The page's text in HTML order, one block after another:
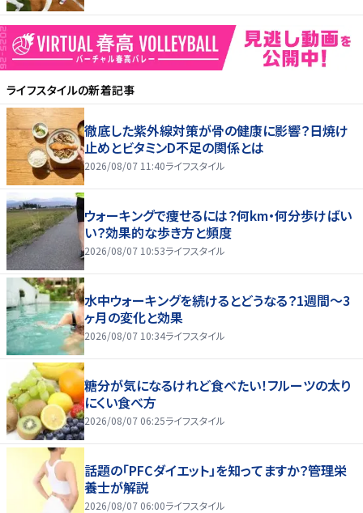
ライフスタイルの新着記事
徹底した紫外線対策が骨の健康に影響？日焼け
止めとビタミンD不足の関係とは
2026/08/07 11:40ライフスタイル
ウォーキングで痩せるには？何km・何分歩けばい
い？効果的な歩き方と頻度
2026/08/07 10:53ライフスタイル
水中ウォーキングを続けるとどうなる？1週間～3
ヶ月の変化と効果
2026/08/07 10:34ライフスタイル
糖分が気になるけれど食べたい！フルーツの太り
にくい食べ方
2026/08/07 06:25ライフスタイル
話題の「PFCダイエット」を知ってますか？管理栄
養士が解説
2026/08/07 06:00ライフスタイル